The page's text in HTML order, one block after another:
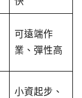
可遠端作
業、彈性高
小資起步、